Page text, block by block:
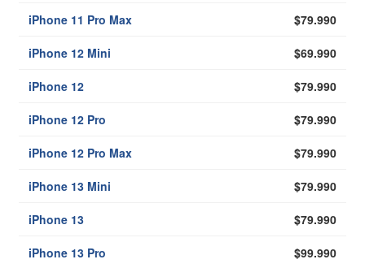
iPhone 11 Pro Max $79.990
iPhone 12 Mini $69.990
iPhone 12 $79.990
iPhone 12 Pro $79.990
iPhone 12 Pro Max $79.990
iPhone 13 Mini $79.990
iPhone 13 $79.990
iPhone 13 Pro $99.990